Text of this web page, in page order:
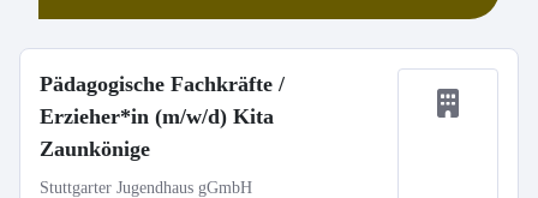
Pädagogische Fachkräfte /
Erzieher*in (m/w/d) Kita
Zaunkönige
Stuttgarter Jugendhaus gGmbH